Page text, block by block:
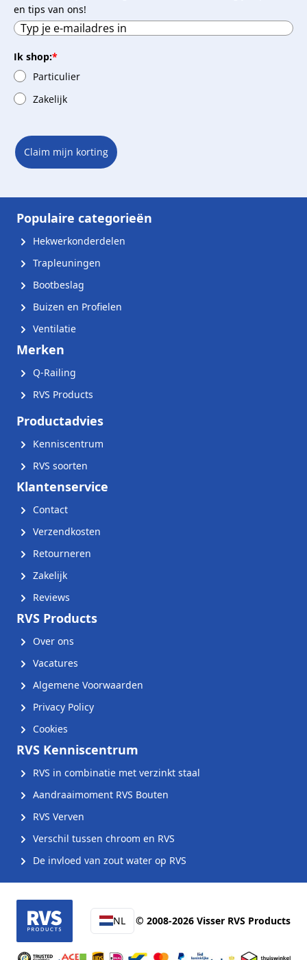
en tips van ons!
Ik shop:*
Particulier
Zakelijk
Claim mijn korting
Populaire categorieën
Hekwerkonderdelen
Trapleuningen
Bootbeslag
Buizen en Profielen
Ventilatie
Merken
Q-Railing
RVS Products
Productadvies
Kenniscentrum
RVS soorten
Klantenservice
Contact
Verzendkosten
Retourneren
Zakelijk
Reviews
RVS Products
Over ons
Vacatures
Algemene Voorwaarden
Privacy Policy
Cookies
RVS Kenniscentrum
RVS in combinatie met verzinkt staal
Aandraaimoment RVS Bouten
RVS Verven
Verschil tussen chroom en RVS
De invloed van zout water op RVS
NL © 2008-2026 Visser RVS Products